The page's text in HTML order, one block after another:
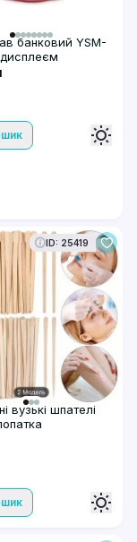
банковий YSM-
ID: 25419
вузькі шпателі